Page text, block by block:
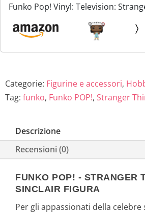
Funko Pop! Vinyl: Television:
Erica Sinclair - Figura in Vinile da
Regalo - Merchandising Ufficiale -
Categorie: Figurine e accessori,
Tag: funko, Funko POP!, Stranger
Descrizione
Recensioni (0)
FUNKO POP! - STRANGER
SINCLAIR FIGURA
Per gli appassionati della celebre